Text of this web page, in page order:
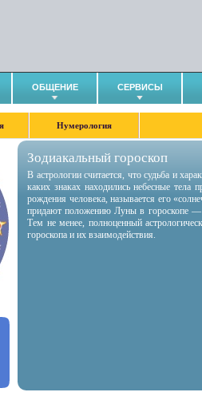
ОБЩЕНИЕ СЕРВИСЫ
Нумерология
Зодиакальный гороскоп
В астрологии считается, что судьба и
каких знаках находились небесные
рождения человека, называется его
придают положению Луны в гороскопе —
Тем не менее, полноценный
гороскопа и их взаимодействия.